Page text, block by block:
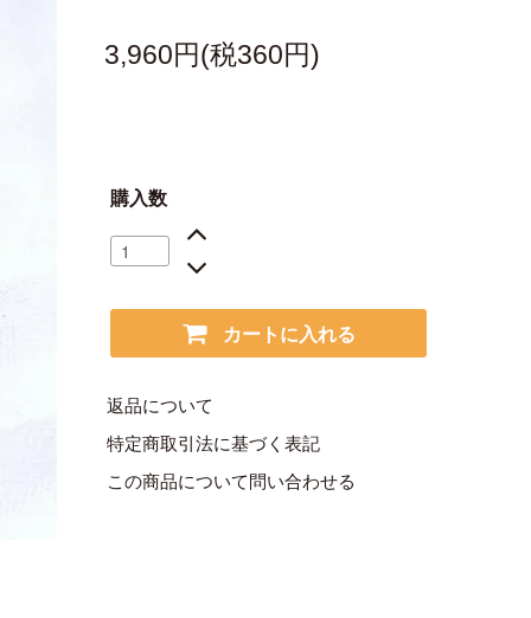
3,960円(税360円)
購入数
カートに入れる
返品について
特定商取引法に基づく表記
この商品について問い合わせる